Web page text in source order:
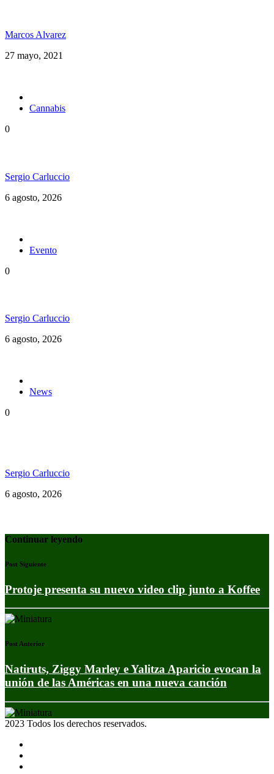
Marcos Alvarez
27 mayo, 2021
Cannabis
0
Sergio Carluccio
6 agosto, 2026
Evento
0
Sergio Carluccio
6 agosto, 2026
News
0
Sergio Carluccio
6 agosto, 2026
Continuar leyendo
Post Siguiente
Protoje presenta su nuevo video clip junto a Koffee
Post Anterior
Natiruts, Ziggy Marley e Yalitza Aparicio evocan la
unión de las Américas en una nueva canción
2023 Todos los derechos reservados.